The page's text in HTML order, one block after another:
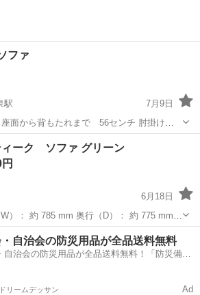
ファ
駅
7月9日
面から背もたれまで 56センチ 肘掛けの
51✖️36(奥) 48(手前) 土台の回転板の直径
の擦れがあり
温泉駅
ィーク ソファ グリーン
6月18日
）： 約 785 mm 奥行（D）： 約 775 mm
面の高さ（SH）： 約 395 mm
ソファ
自治会の防災用品が全品送料無料
自治会の防災用品が全品送料無料！「防災備蓄
リームデッサン Ad